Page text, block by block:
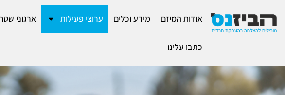
אודות המיזם מידע וכלים ערוצי פעילות ארגוני
כתבו עלינו